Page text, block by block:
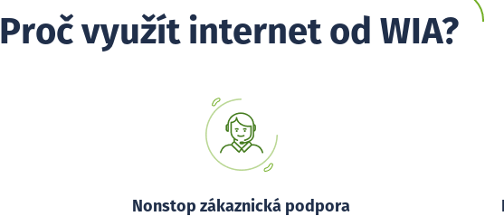
Proč využít internet od WIA?
Nonstop zákaznická podpora